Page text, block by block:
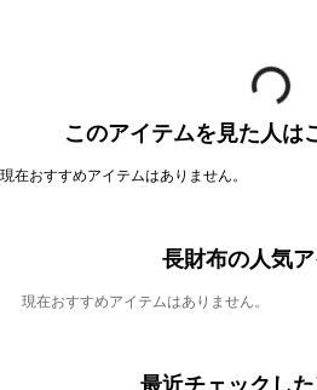
このアイテムを見た人は
現在おすすめアイテムはありません。
長財布の人気
現在おすすめアイテムはありません。